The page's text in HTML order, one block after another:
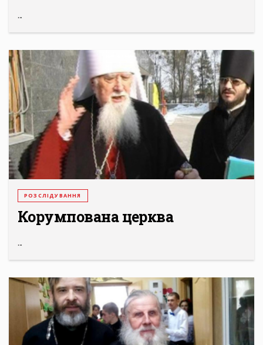
...
РОЗСЛІДУВАННЯ
Корумпована церква
...